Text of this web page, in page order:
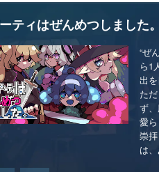
ティはぜんめつしました。
“ぜ
ら1
出
た
ず
愛
崇
は、